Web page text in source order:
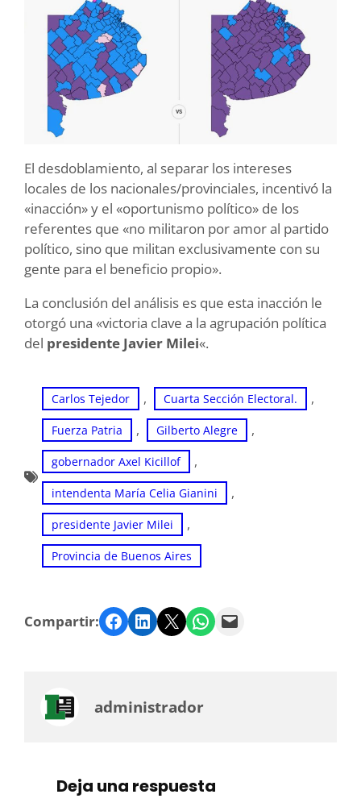
El desdoblamiento, al separar los intereses
locales de los nacionales/provinciales, incentivó la
«inacción» y el «oportunismo político» de los
referentes que «no militaron por amor al partido
político, sino que militan exclusivamente con su
gente para el beneficio propio».
La conclusión del análisis es que esta inacción le
otorgó una «victoria clave a la agrupación política
del presidente Javier Milei«.
Carlos Tejedor , Cuarta Sección Electoral. ,
Fuerza Patria , Gilberto Alegre ,
gobernador Axel Kicillof ,
intendenta María Celia Gianini ,
presidente Javier Milei ,
Provincia de Buenos Aires
Compartir: Facebook LinkedIn Twitter WhatsApp Email
administrador
Deja una respuesta